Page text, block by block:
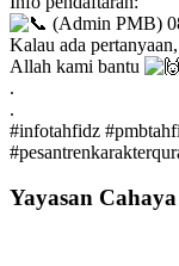
(Admin PMB)
Kalau ada
Allah kami bantu
.
.
#infotahfidz
Yayasan